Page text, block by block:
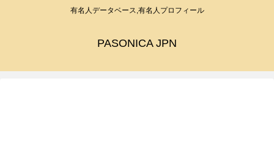
有名人データベース,有名人プロフィール
PASONICA JPN